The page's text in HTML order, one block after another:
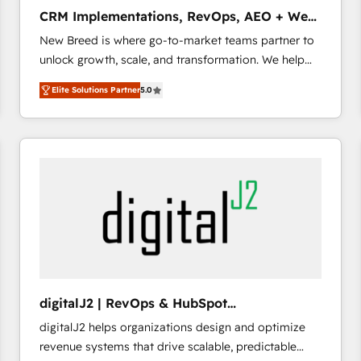
2️⃣ AIエージェント組織構築 営業・マーケティング業務
の一部をAIが自律実行する組織への移行を設計・実装。
Breeze・Claude等をHubSpotと連携させ、役割定義・
運用ルール・成果指標まで含めて設計します。 3️⃣ 全社
DX × AI推進のPMO伴走支援 複数部門をまたぐDX×AI変
革を、構想から実装・定着までPMOとして主導。「設
定の代行ではなく、設計の責任」を引き受け、部門横断
計・構築：リード獲得・CVR・SEOを前提にした情報設
計・導線設計・テンプレート設計をContent Hubで一体
提供。 ▸ 既存CRM・MAからの移行支援：Salesforce・
Marketo・Pardot等からの移行、カスタム設計、履歴
データ移行と活用設計まで。 ▸ AEO対応：ChatGPT・
ンツとサイト構造を最適化。 🏆 なぜ100incを選ぶの
か？ ✓ HubSpot Eliteパートナー認定 ✓ HubSpotアワ
ード受賞・HUGリーダー ✓ ISO27001:2022 /
ISO9001:2015 取得 ✓ 400社以上の導入実績 ✓
CRM Implementations, RevOps, AEO + Web,
Demand Gen
New Breed is where go-to-market teams partner to
unlock growth, scale, and transformation. We help
companies activate HubSpot’s AI-powered
customer platform and operationalize HubSpot’s
Loop Marketing framework through expert-led
services, smart agents, and purpose-built apps,
buyer journey for clean data, scalability, & reporting.
🎯Demand Gen & ABM: Drive pipeline with inbound,
ABM, AEO, SEO, & paid media that fuel growth. 👩‍💻
Web Design: Build high-performing websites with
configure HubSpot AI, & maximize AEO with tailored
AI services. 🧩Integrations: Extend HubSpot with
custom integrations, hosting, & maintenance. As
Elite Solutions Partner5.0
digitalJ2 | RevOps & HubSpot
Implementations
digitalJ2 helps organizations design and optimize
revenue systems that drive scalable, predictable